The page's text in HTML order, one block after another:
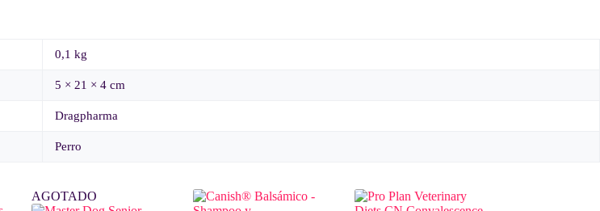
0,1 kg
5 × 21 × 4 cm
Dragpharma
Perro
AGOTADO